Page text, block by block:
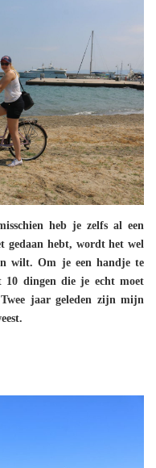
heb je zelfs al een
gedaan hebt, wordt het wel
wilt. Om je een handje te
10 dingen die je echt moet
jaar geleden zijn mijn